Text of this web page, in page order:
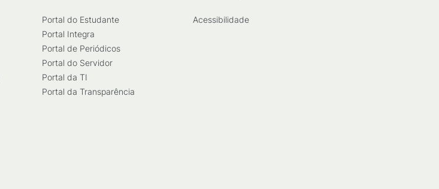
Portal do Estudante
Portal Integra
Portal de Periódicos
Portal do Servidor
Portal da TI
Portal da Transparência
Acessibilidade